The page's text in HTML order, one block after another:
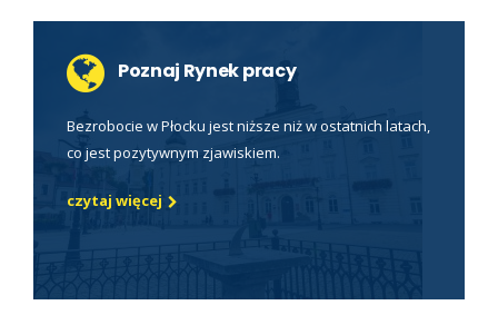
Poznaj Rynek pracy
Bezrobocie w Płocku jest niższe niż w ostatnich latach,
co jest pozytywnym zjawiskiem.
czytaj więcej